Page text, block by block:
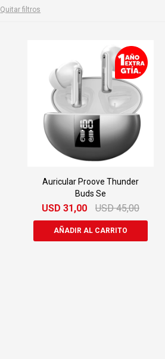
Quitar filtros
Auricular Proove Thunder
Buds Se
USD 31,00 USD 45,00